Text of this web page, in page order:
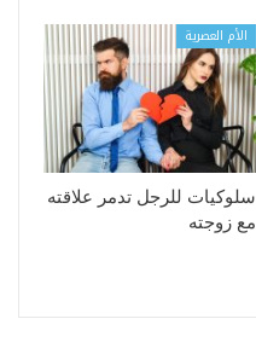
الأم العصرية
سلوكيات للرجل تدمر علاقته
مع زوجته